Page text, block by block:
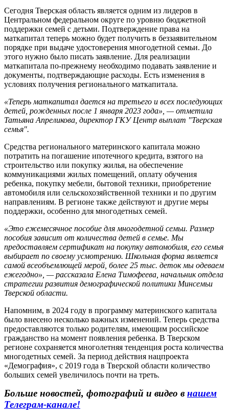
Сегодня Тверская область является одним из лидеров в
Центральном федеральном округе по уровню бюджетной
поддержки семей с детьми. Подтверждение права на
маткапитал теперь можно будет получить в беззаявительном
порядке при выдаче удостоверения многодетной семьи. До
этого нужно было писать заявление. Для реализации
маткапитала по-прежнему необходимо подавать заявление и
документы, подтверждающие расходы. Есть изменения в
условиях получения регионального маткапитала.
«Теперь маткапитал дается на третьего и всех последующих
детей, рожденных после 1 января 2023 года», — отметила
Татьяна Апреликова, директор ГКУ Центр выплат "Тверская
семья".
Средства регионального материнского капитала можно
потратить на погашение ипотечного кредита, взятого на
строительство или покупку жилья, на обеспечение
коммуникациями жилых помещений, оплату обучения
ребенка, покупку мебели, бытовой техники, приобретение
автомобиля или сельскохозяйственной техники и по другим
направлениям. В регионе также действуют и другие меры
поддержки, особенно для многодетных семей.
«Это ежемесячное пособие для многодетной семьи. Размер
пособия зависит от количества детей в семье. Мы
предоставляем сертификат на покупку автомобиля, его семья
выбирает по своему усмотрению. Школьная форма является
самой всеобъемлющей мерой, более 25 тыс. деток мы одеваем
ежегодно», — рассказала Елена Тимофеева, начальник отдела
стратегии развития демографической политики Минсемьи
Тверской области.
Напомним, в 2024 году в программу материнского капитала
было внесено несколько важных изменений. Теперь средства
предоставляются только родителям, имеющим российское
гражданство на момент появления ребенка. В Тверском
регионе сохраняется многолетняя тенденция роста количества
многодетных семей. За период действия нацпроекта
«Демография», с 2019 года в Тверской области количество
больших семей увеличилось почти на треть.
Больше новостей, фотографий и видео в нашем
Телеграм-канале!